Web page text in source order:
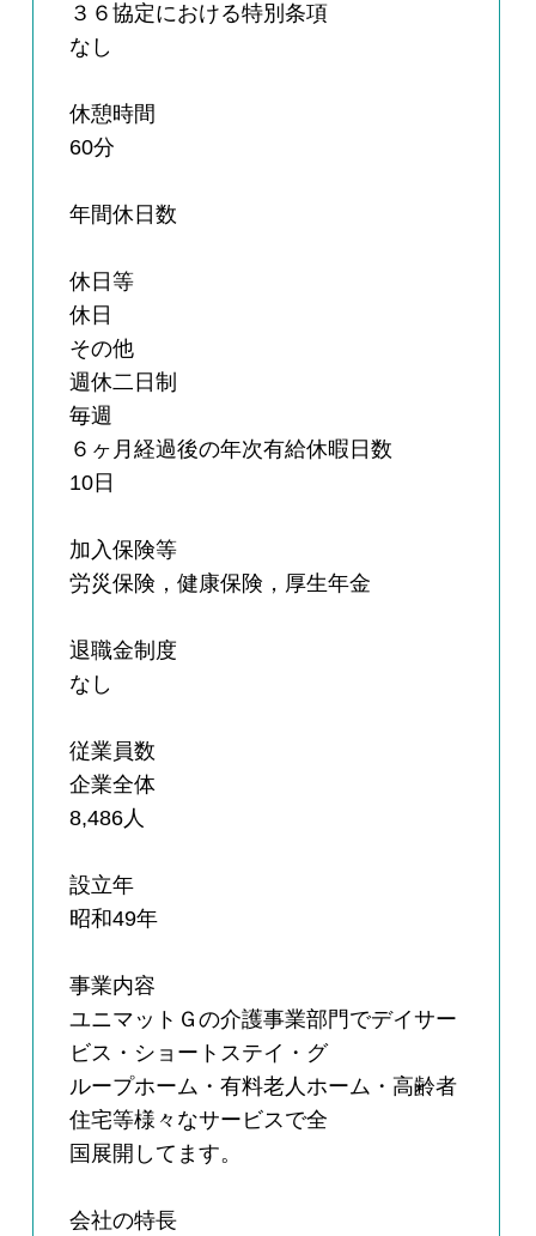
３６協定における特別条項
なし
休憩時間
60分
年間休日数
休日等
休日
その他
週休二日制
毎週
６ヶ月経過後の年次有給休暇日数
10日
加入保険等
労災保険，健康保険，厚生年金
退職金制度
なし
従業員数
企業全体
8,486人
設立年
昭和49年
事業内容
ユニマットＧの介護事業部門でデイサー
ビス・ショートステイ・グ
ループホーム・有料老人ホーム・高齢者
住宅等様々なサービスで全
国展開してます。
会社の特長